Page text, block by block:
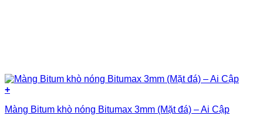
+
Màng Bitum khò nóng Bitumax 3mm (Mặt đá) – Ai Cập